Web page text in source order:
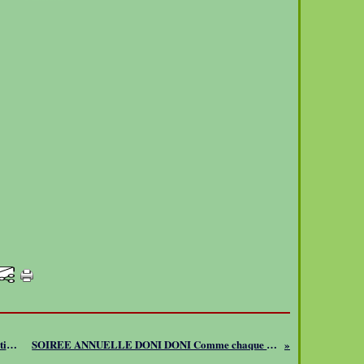
Retrouvez en photos l'édition 2007 du Festival de SOIREE ANNUELLE DONI DONI Comme chaque année